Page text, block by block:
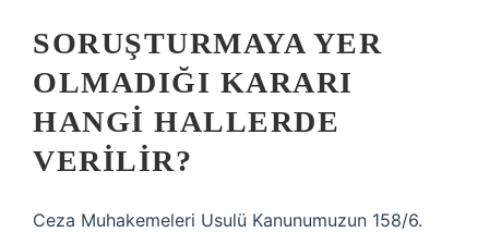
SORUŞTURMAYA YER
OLMADIĞI KARARI
HANGI HALLERDE
VERILIR?
Ceza Muhakemeleri Usulü Kanunumuzun 158/6.